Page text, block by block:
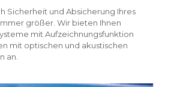
Sicherheit und Absicherung Ihres
größer. Wir bieten Ihnen
mit Aufzeichnungsfunktion
mit optischen und akustischen
an.